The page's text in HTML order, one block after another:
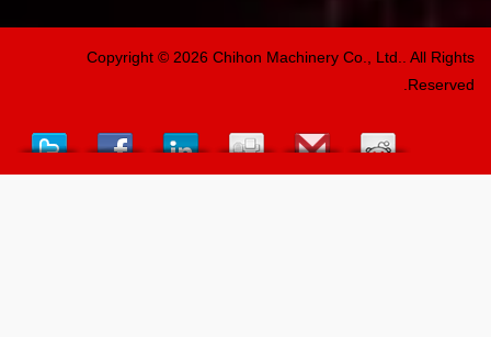
Copyright © 2026Chihon Machinery Co., Ltd.. All Rights
Reserved.